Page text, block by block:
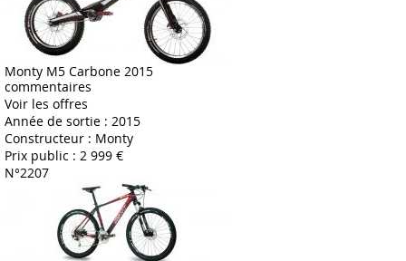
Monty M5 Carbone 2015
commentaires
Voir les offres
Année de sortie : 2015
Constructeur : Monty
Prix public : 2 999 €
N°2207